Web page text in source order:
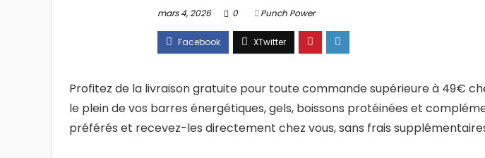
mars 4, 2026 0 Punch Power
Profitez de la livraison gratuite pour toute commande supérieure à 49€
le plein de vos barres énergétiques, gels, boissons protéinées et
préférés et recevez-les directement chez vous, sans frais